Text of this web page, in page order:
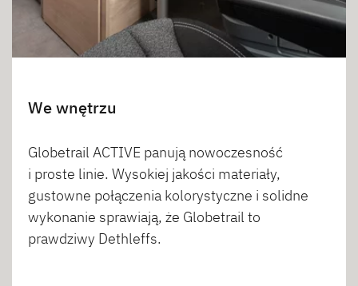
We wnętrzu
Globetrail ACTIVE panują nowoczesność
i proste linie. Wysokiej jakości materiały,
gustowne połączenia kolorystyczne i solidne
wykonanie sprawiają, że Globetrail to
prawdziwy Dethleffs.